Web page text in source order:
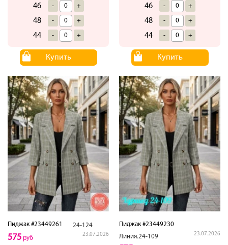
46 - +
48 - +
44 - +
Купить
46 - +
48 - +
44 - +
Купить
Пиджак #23449261 24-124
23.07.2026
575 руб
Пиджак #23449230
Линия.24-109
23.07.2026